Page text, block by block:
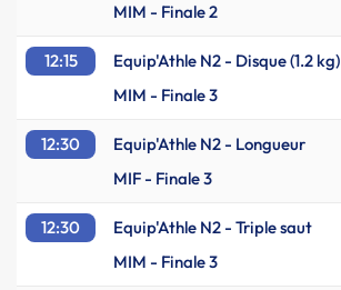
MIM - Finale 2
12:15 Equip'Athle N2 - Disque (1.2 kg)
MIM - Finale 3
12:30 Equip'Athle N2 - Longueur
MIF - Finale 3
12:30 Equip'Athle N2 - Triple saut
MIM - Finale 3